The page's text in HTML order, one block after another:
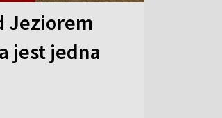
Jeziorem
jest jedna